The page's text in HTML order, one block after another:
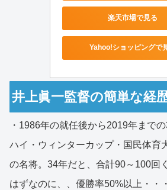
楽天市場で見る
Yahoo!ショッピングで
井上眞一監督の簡単な経
・1986年の就任後から2019年まで
ハイ・ウィンターカップ・国民体育
の名将。34年だと、合計90～100回
はずなのに、、優勝率50%以上・・